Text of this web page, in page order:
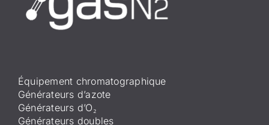
Équipement chromatographique
Générateurs d’azote
Générateurs d’O₂
Générateurs doubles